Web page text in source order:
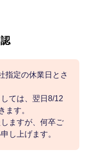
指定の休業日とさ
ては、翌日8/12
ます。
ますが、何卒ご
し上げます。